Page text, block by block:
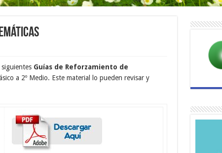
Guías de Reforzamiento de
a 2º Medio. Este material lo pueden revisar y